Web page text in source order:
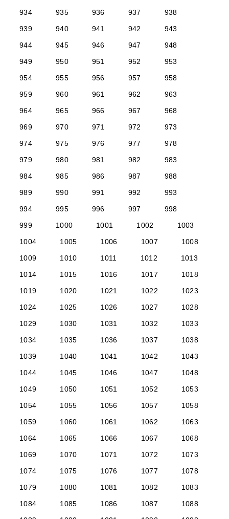
934 935 936 937
938
939
940 941 942
943
944
945 946 947
948
949
950 951 952
953
954
955 956 957
958
959
960 961 962
963
964
965 966 967
968
969
970 971 972
973
974
975 976 977
978
979
980 981 982
983
984
985 986 987
988
989
990 991 992
993
994
995 996 997
998
999
1000 1001 1002
1003
1004
1005 1006 1007
1008
1009
1010 1011 1012
1013
1014
1015 1016 1017
1018
1019
1020 1021 1022
1023
1024
1025 1026 1027
1028
1029
1030 1031 1032
1033
1034
1035 1036 1037
1038
1039
1040 1041 1042
1043
1044
1045 1046 1047
1048
1049
1050 1051 1052
1053
1054
1055 1056 1057
1058
1059
1060 1061 1062
1063
1064
1065 1066 1067
1068
1069
1070 1071 1072
1073
1074
1075 1076 1077
1078
1079
1080 1081 1082
1083
1084
1085 1086 1087
1088